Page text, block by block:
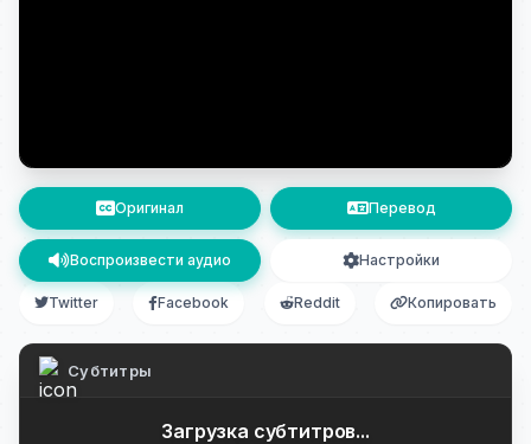
Оригинал Перевод
Воспроизвести аудио Настройки
Twitter Facebook Reddit Копировать
Субтитры
Загрузка субтитров...